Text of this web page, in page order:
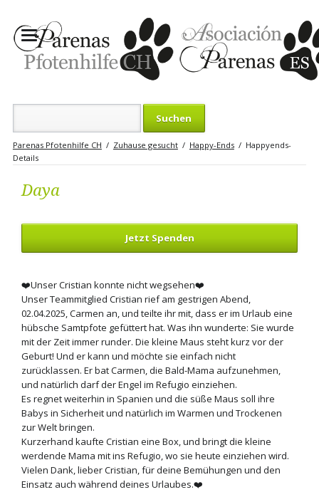
Parenas Pfotenhilfe CH Zuhause gesucht Happy-Ends
Happyends-
Details
Daya
Jetzt Spenden
❤️Unser Cristian konnte nicht wegsehen❤️
Unser Teammitglied Cristian rief am gestrigen Abend,
02.04.2025, Carmen an, und teilte ihr mit, dass er im Urlaub eine
hübsche Samtpfote gefüttert hat. Was ihn wunderte: Sie wurde
mit der Zeit immer runder. Die kleine Maus steht kurz vor der
Geburt! Und er kann und möchte sie einfach nicht
zurücklassen. Er bat Carmen, die Bald-Mama aufzunehmen,
und natürlich darf der Engel im Refugio einziehen.
Es regnet weiterhin in Spanien und die süße Maus soll ihre
Babys in Sicherheit und natürlich im Warmen und Trockenen
zur Welt bringen.
Kurzerhand kaufte Cristian eine Box, und bringt die kleine
werdende Mama mit ins Refugio, wo sie heute einziehen wird.
Vielen Dank, lieber Cristian, für deine Bemühungen und den
Einsatz auch während deines Urlaubes.❤️